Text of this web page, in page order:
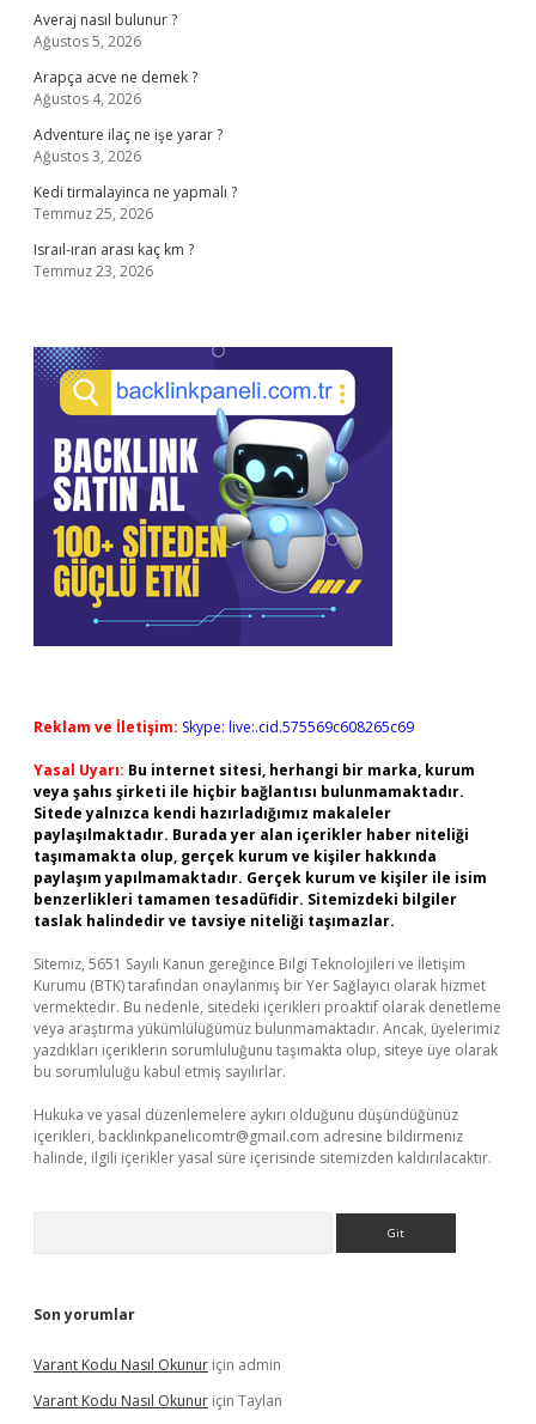
Averaj nasıl bulunur ?
Ağustos 5, 2026
Arapça acve ne demek ?
Ağustos 4, 2026
Adventure ilaç ne işe yarar ?
Ağustos 3, 2026
Kedi tirmalayinca ne yapmalı ?
Temmuz 25, 2026
Israıl-ıran arası kaç km ?
Temmuz 23, 2026
Reklam ve İletişim: Skype: live:.cid.575569c608265c69
Yasal Uyarı: Bu internet sitesi, herhangi bir marka, kurum
veya şahıs şirketi ile hiçbir bağlantısı bulunmamaktadır.
Sitede yalnızca kendi hazırladığımız makaleler
paylaşılmaktadır. Burada yer alan içerikler haber niteliği
taşımamakta olup, gerçek kurum ve kişiler hakkında
paylaşım yapılmamaktadır. Gerçek kurum ve kişiler ile isim
benzerlikleri tamamen tesadüfidir. Sitemizdeki bilgiler
taslak halindedir ve tavsiye niteliği taşımazlar.
Sitemiz, 5651 Sayılı Kanun gereğince Bilgi Teknolojileri ve İletişim
Kurumu (BTK) tarafından onaylanmış bir Yer Sağlayıcı olarak hizmet
vermektedir. Bu nedenle, sitedeki içerikleri proaktif olarak denetleme
veya araştırma yükümlülüğümüz bulunmamaktadır. Ancak, üyelerimiz
yazdıkları içeriklerin sorumluluğunu taşımakta olup, siteye üye olarak
bu sorumluluğu kabul etmiş sayılırlar.
Hukuka ve yasal düzenlemelere aykırı olduğunu düşündüğünüz
içerikleri, backlinkpanelicomtr@gmail.com adresine bildirmeniz
halinde, ilgili içerikler yasal süre içerisinde sitemizden kaldırılacaktır.
Son yorumlar
Varant Kodu Nasıl Okunur için admin
Varant Kodu Nasıl Okunur için Taylan